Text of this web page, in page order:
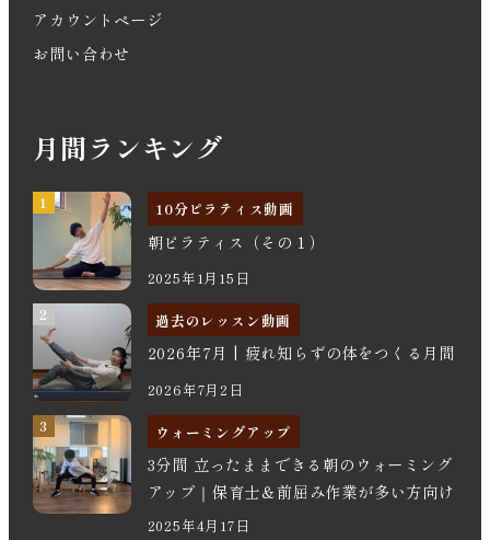
アカウントページ
お問い合わせ
月間ランキング
10分ピラティス動画
朝ピラティス（その１）
2025年1月15日
過去のレッスン動画
2026年7月 | 疲れ知らずの体をつくる月間
2026年7月2日
ウォーミングアップ
3分間 立ったままできる朝のウォーミング
アップ｜保育士＆前屈み作業が多い方向け
2025年4月17日